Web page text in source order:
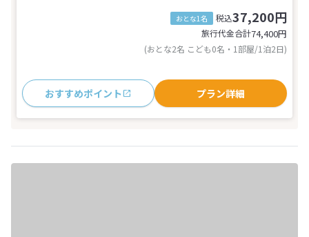
おとな1名 税込37,200円
旅行代金合計74,400円
(おとな2名 こども0名・1部屋/1泊2日)
おすすめポイント プラン詳細